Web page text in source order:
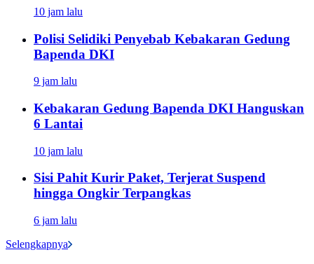
10 jam lalu
Polisi Selidiki Penyebab Kebakaran Gedung
Bapenda DKI
9 jam lalu
Kebakaran Gedung Bapenda DKI Hanguskan
6 Lantai
10 jam lalu
Sisi Pahit Kurir Paket, Terjerat Suspend
hingga Ongkir Terpangkas
6 jam lalu
Selengkapnya